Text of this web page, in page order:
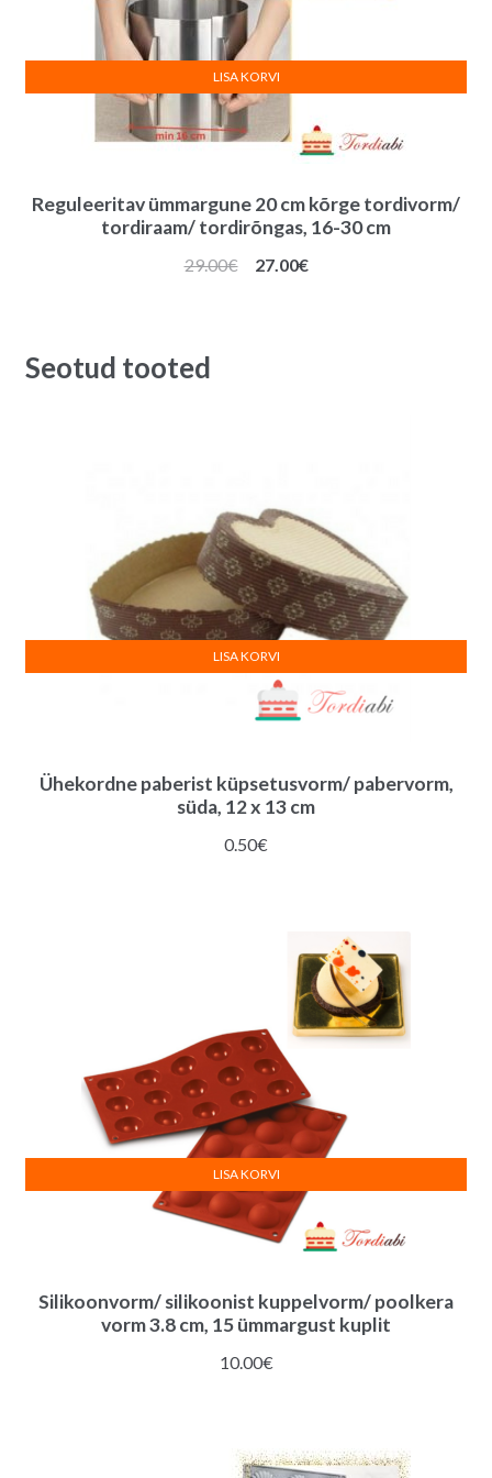
Reguleeritav ümmargune 20 cm kõrge tordivorm/
tordiraam/ tordirõngas, 16-30 cm
29.00€
Algne
27.00€Praegune
LISA KORVI
Seotud tooted
Ühekordne paberist küpsetusvorm/ pabervorm,
süda, 12 x 13 cm
0.50€
LISA KORVI
Silikoonvorm/ silikoonist kuppelvorm/ poolkera
vorm 3.8 cm, 15 ümmargust kuplit
10.00€
LISA KORVI